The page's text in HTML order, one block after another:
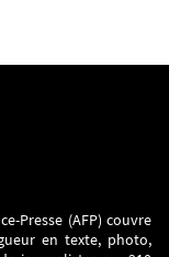
Presse (AFP) couvre
en texte, photo,